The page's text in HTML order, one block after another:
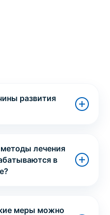
развития
лечения
в
меры можно